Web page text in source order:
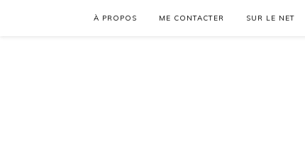
À PROPOS ME CONTACTER SUR LE NET